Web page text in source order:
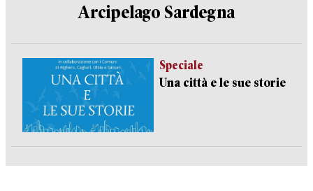
Arcipelago Sardegna
Speciale
Una città e le sue storie